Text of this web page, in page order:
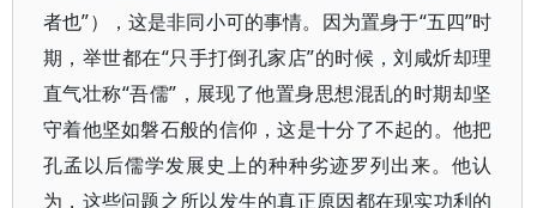
者也”），这是非同小可的事情。因为置身于“五四”时
期，举世都在“只手打倒孔家店”的时候，刘咸炘却理
直气壮称“吾儒”，展现了他置身思想混乱的时期却坚
守着他坚如磐石般的信仰，这是十分了不起的。他把
孔孟以后儒学发展史上的种种劣迹罗列出来。他认
为，这些问题之所以发生的真正原因都在现实功利的